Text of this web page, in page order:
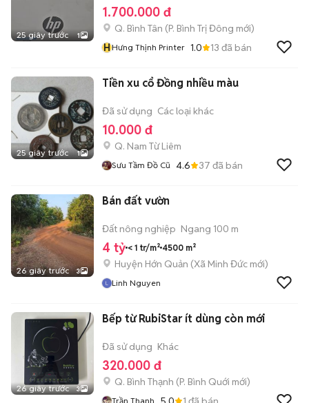
25 giây trước 1
1.700.000 đ
Q. Bình Tân (P. Bình Trị Đông mới)
HHưng Thịnh Printer 1.0 13 đã bán
25 giây trước 1
Tiền xu cổ Đồng nhiều màu
Đã sử dụng Các loại khác
10.000 đ
Q. Nam Từ Liêm
Sưu Tầm Đồ Cũ 4.6 37 đã bán
26 giây trước 3
Bán đất vườn
Đất nông nghiệp Ngang 100 m
4 tỷ < 1 tr/m² 4500 m²
Huyện Hớn Quản (Xã Minh Đức mới)
Linh Nguyen
26 giây trước 3
Bếp từ RubiStar ít dùng còn mới
Đã sử dụng Khác
320.000 đ
Q. Bình Thạnh (P. Bình Quới mới)
Trần Thanh